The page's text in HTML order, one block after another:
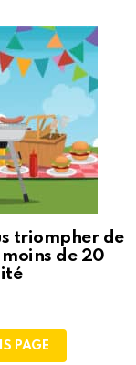
triompher de
de 20
PAGE